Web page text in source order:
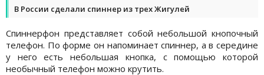
В России сделали спиннер из трех Жигулей
Спиннерфон представляет собой небольшой кнопочный
телефон. По форме он напоминает спиннер, а в середине
у него есть небольшая кнопка, с помощью которой
необычный телефон можно крутить.